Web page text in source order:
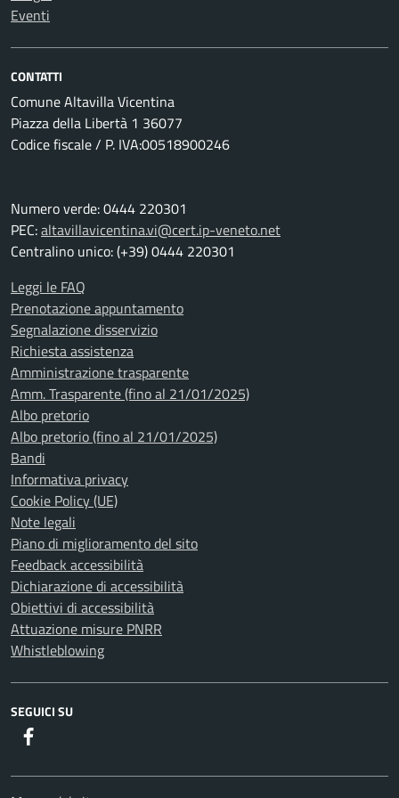
Eventi
CONTATTI
Comune Altavilla Vicentina
Piazza della Libertà 1 36077
Codice fiscale / P. IVA:00518900246
Numero verde: 0444 220301
PEC:altavillavicentina.vi@cert.ip-veneto.net
Centralino unico: (+39) 0444 220301
Leggi le FAQ
Prenotazione appuntamento
Segnalazione disservizio
Richiesta assistenza
Amministrazione trasparente
Amm. Trasparente (fino al 21/01/2025)
Albo pretorio
Albo pretorio (fino al 21/01/2025)
Bandi
Informativa privacy
Cookie Policy (UE)
Note legali
Piano di miglioramento del sito
Feedback accessibilità
Dichiarazione di accessibilità
Obiettivi di accessibilità
Attuazione misure PNRR
Whistleblowing
SEGUICI SU